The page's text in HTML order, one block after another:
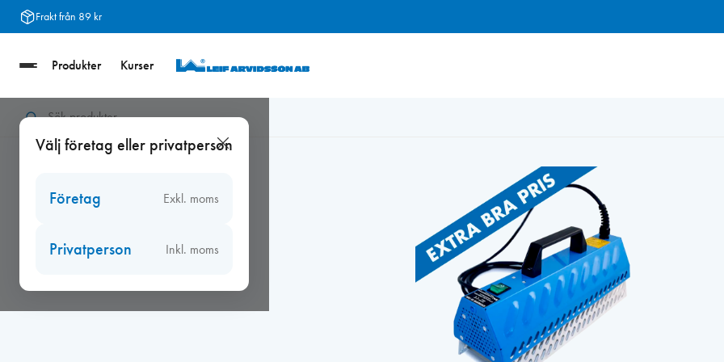
Hoppa
Frakt från 89 kr
Produkter Kurser
Välj företag eller privatperson
Företag Exkl. moms
Privatperson Inkl. moms
Hem EXTRA BRA PRIS